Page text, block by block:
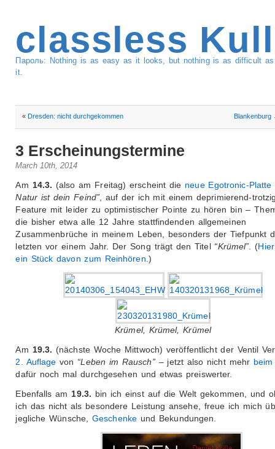
classless
Пароль: Nothing is as easy as it looks, but nothing is as difficult
it.
«Dresden: nicht durchgekommen Blankenburg
3 Erscheinungstermine
March 10th, 2014
Am 14.3. (also am Freitag) erscheint die neue Egotronic-Platte
Natur ist dein Feind” , auf der ich mit einem deprimierend-
Feature mit leider zu optimistischer Pointe zu hören bin –
die bisher etwa alle 12 Jahre stattfindenden allgemeinen
Zusammenbrüche in meinem Leben, besonders der Tiefpunkt
letzten vor einem Jahr. Der Song trägt den Titel “Krümel” . (
ein Stück davon zum Reinhören .)
Krümel, Krümel, Krümel
Am 19.3. (nächste Woche Mittwoch) veröffentlicht der Ventil
2. Auflage von “Leben im Rausch”– jetzt also nicht mehr
dafür noch mal durchgesehen und etwas preiswerter.
Ebenfalls am 19.3. bin ich einst auf die Welt gekommen, und
ich das nicht als besondere Leistung ansehe, freue ich mich
jegliche Wünsche, Geschenke und Bekundungen.